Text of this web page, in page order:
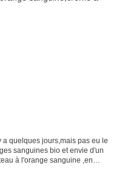
a quelques jours,mais pas eu le
sanguines bio et envie d'un
à l'orange sanguine ,en